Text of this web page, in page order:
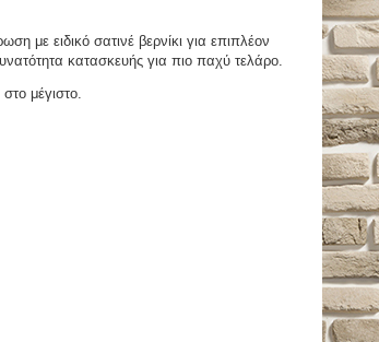
με ειδικό σατινέ βερνίκι για επιπλέον
κατασκευής για πιο παχύ τελάρο.
μέγιστο.